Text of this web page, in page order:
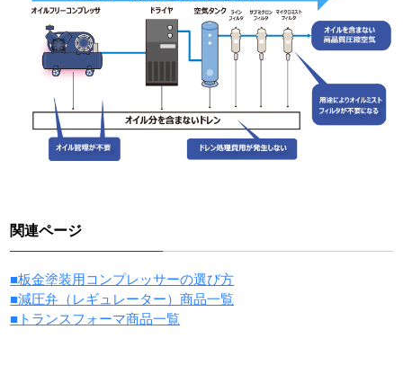
関連ページ
■板金塗装用コンプレッサーの選び方
■減圧弁（レギュレーター）商品一覧
■トランスフォーマ商品一覧